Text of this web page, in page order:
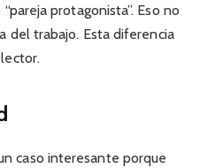
protagonista”. Eso no
del trabajo. Esta diferencia
caso interesante porque